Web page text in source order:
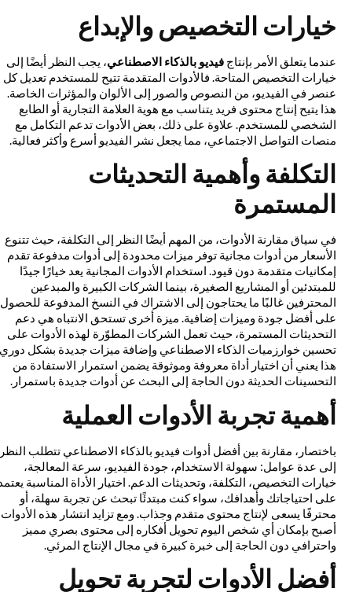
خيارات التخصيص والإبداع
عندما يتعلق الأمر بإنتاجفيديو بالذكاء الاصطناعي، يجب النظر أيضًا إلى
خيارات التخصيص المتاحة. فالأدوات المتقدمة تتيح للمستخدم تعديل كل
عنصر في الفيديو، من النصوص والصور إلى الألوان والمؤثرات الخاصة.
هذا يتيح إنتاج محتوى فريد يتناسب مع هوية العلامة التجارية أو الطابع
الشخصي للمستخدم. علاوة على ذلك، بعض الأدوات تدعم التكامل مع
منصات التواصل الاجتماعي، مما يجعل نشر الفيديو أسرع وأكثر فعالية.
التكلفة وأهمية التحديثات
المستمرة
في سياق مقارنة الأدوات، من المهم أيضًا النظر إلى التكلفة، حيث تتنوع
الأسعار من أدوات مجانية توفر ميزات محدودة إلى أدوات مدفوعة تقدم
إمكانيات متقدمة دون قيود. استخدام الأدوات المجانية يعد خيارًا جيدًا
للمبتدئين أو المشاريع الصغيرة، بينما الشركات الكبيرة والمبدعين
المحترفين غالبًا ما يحتاجون إلى الاشتراك في النسخ المدفوعة للحصول
على أفضل جودة وميزات إضافية. ميزة أخرى تستحق الانتباه هي دعم
التحديثات المستمرة، حيث تعمل الشركات المطوّرة لهذه الأدوات على
تحسين خوارزميات الذكاء الاصطناعي وإضافة ميزات جديدة بشكل دوري.
هذا يعني أن اختيار أداة معروفة وموثوقة يضمن استمرار الاستفادة من
التحسينات الحديثة دون الحاجة إلى البحث عن أدوات جديدة باستمرار.
أهمية تجربة الأدوات العملية
باختصار، مقارنة بين أفضل أدوات فيديو بالذكاء الاصطناعي تتطلب النظر
إلى عدة عوامل: سهولة الاستخدام، جودة الفيديو، سرعة المعالجة،
خيارات التخصيص، التكلفة، وتحديثات الدعم. اختيار الأداة المناسبة يعتمد
على احتياجاتك وأهدافك، سواء كنت مبتدئًا تبحث عن تجربة سهلة، أو
محترفًا يسعى لإنتاج محتوى متقدم وجذاب. ومع تزايد انتشار هذه الأدوات،
أصبح بإمكان أي شخص اليوم تحويل أفكاره إلى محتوى بصري مميز
واحترافي دون الحاجة إلى خبرة كبيرة في مجال الإنتاج المرئي.
أفضل الأدوات لتجربة تحويل